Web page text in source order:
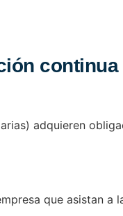
continua
adquieren
que asistan a